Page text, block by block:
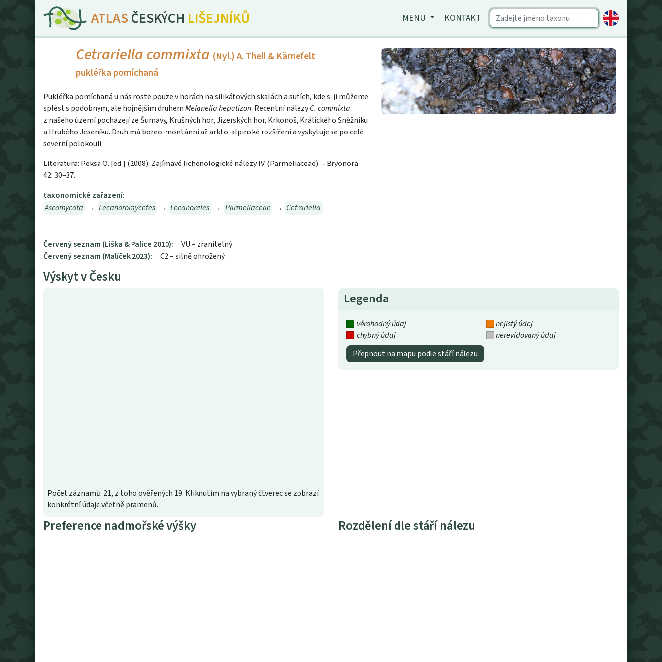
ATLASČESKÝCH LIŠEJNÍKŮ MENU KONTAKT
Cetrariella commixta (Nyl.) A. Thell & Kärnefelt
pukléřka pomíchaná
Pukléřka pomíchaná u nás roste pouze v horách na silikátových skalách a sutích, kde si ji můžeme
splést s podobným, ale hojnějším druhemMelanelia hepatizon. Recentní nálezyC. commixta
z našeho území pocházejí ze Šumavy, Krušných hor, Jizerských hor, Krkonoš, Králického Sněžníku
a Hrubého Jeseníku. Druh má boreo-montánní až arkto-alpinské rozšíření a vyskytuje se po celé
severní polokouli.
Literatura: Peksa O. [ed.] (2008): Zajímavé lichenologické nálezy IV. (Parmeliaceae). – Bryonora
42: 30–37.
taxonomické zařazení:
Ascomycota → Lecanoromycetes → Lecanorales → Parmeliaceae → Cetrariella
Červený seznam (Liška & Palice 2010):
VU – zranitelný
Červený seznam (Malíček 2023):
C2 – silně ohrožený
Výskyt v Česku
Počet záznamů: 21, z toho ověřených 19. Kliknutím na vybraný čtverec se zobrazí
konkrétní údaje včetně pramenů.
Legenda
věrohodný údaj
nejistý údaj
chybný údaj
nerevidovaný údaj
Přepnout na mapu podle stáří nálezu
Preference nadmořské výšky Rozdělení dle stáří nálezu